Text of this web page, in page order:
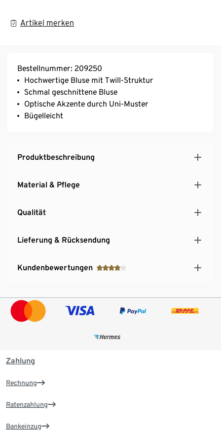
Artikel merken
Bestellnummer: 209250
Hochwertige Bluse mit Twill-Struktur
Schmal geschnittene Bluse
Optische Akzente durch Uni-Muster
Bügelleicht
Produktbeschreibung
Material & Pflege
Qualität
Lieferung & Rücksendung
Kundenbewertungen
Zahlung
Rechnung
Ratenzahlung
Bankeinzug